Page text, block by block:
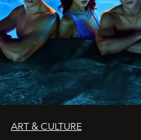
ART & CULTURE